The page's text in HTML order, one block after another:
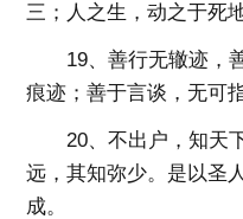
三；人之生，动之于死
19、善行无辙迹，善
痕迹；善于言谈，无可指
20、不出户，知天下
远，其知弥少。是以圣
成。